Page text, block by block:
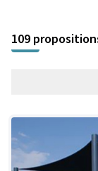
+
−
109